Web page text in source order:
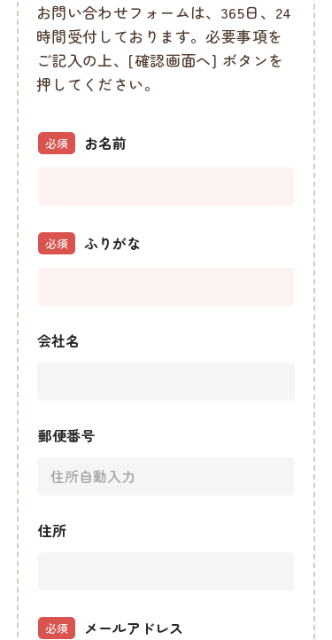
お問い合わせフォームは、365日、24
時間受付しております。必要事項を
ご記入の上、[確認画面へ] ボタンを
押してください。
お名前
必須
ふりがな
必須
会社名
郵便番号
住所
メールアドレス
必須